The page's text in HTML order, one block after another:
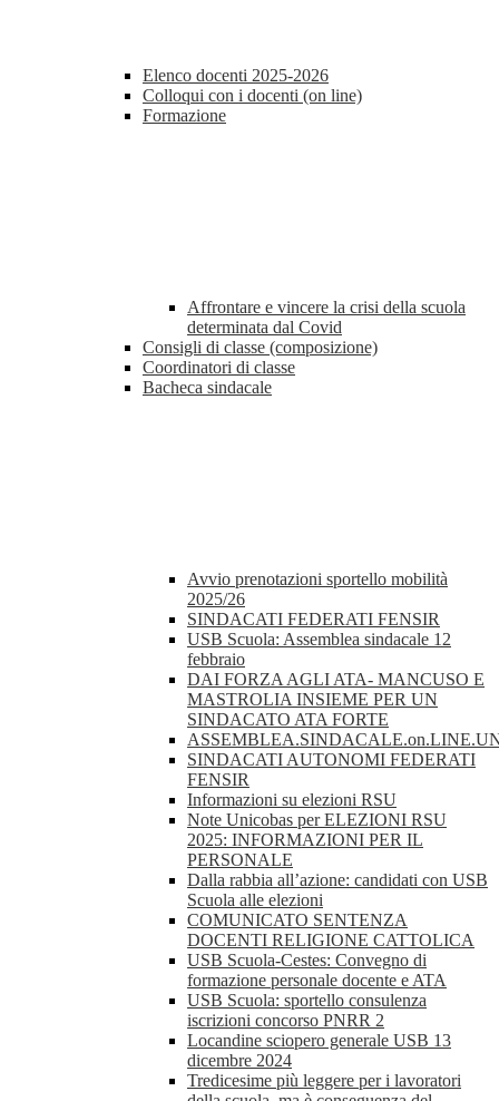
Elenco docenti 2025-2026
Colloqui con i docenti (on line)
Formazione
Affrontare e vincere la crisi della scuola
determinata dal Covid
Consigli di classe (composizione)
Coordinatori di classe
Bacheca sindacale
Avvio prenotazioni sportello mobilità
2025/26
SINDACATI FEDERATI FENSIR
USB Scuola: Assemblea sindacale 12
febbraio
DAI FORZA AGLI ATA- MANCUSO E
MASTROLIA INSIEME PER UN
SINDACATO ATA FORTE
SINDACATI AUTONOMI FEDERATI
FENSIR
Informazioni su elezioni RSU
Note Unicobas per ELEZIONI RSU
2025: INFORMAZIONI PER IL
PERSONALE
Dalla rabbia all’azione: candidati con USB
Scuola alle elezioni
COMUNICATO SENTENZA
DOCENTI RELIGIONE CATTOLICA
USB Scuola-Cestes: Convegno di
formazione personale docente e ATA
USB Scuola: sportello consulenza
iscrizioni concorso PNRR 2
Locandine sciopero generale USB 13
dicembre 2024
Tredicesime più leggere per i lavoratori